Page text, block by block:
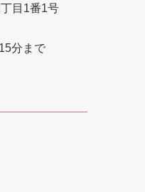
目1番1号
分まで